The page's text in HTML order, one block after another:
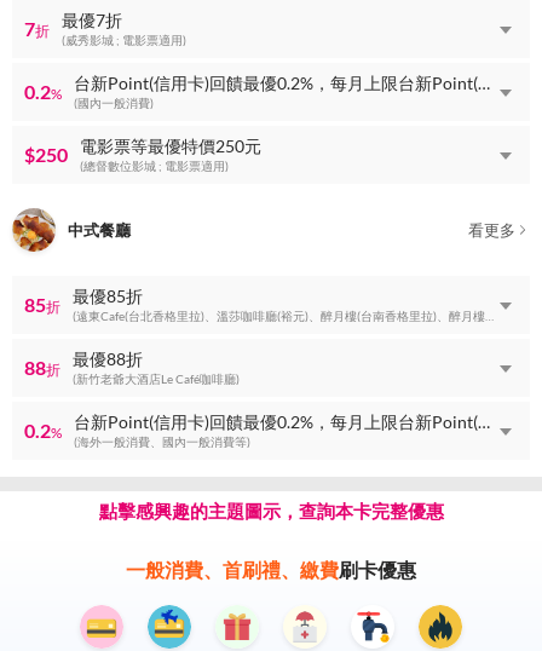
7折
最優7折
(威秀影城 ; 電影票適用)
0.2%
台新Point(信用卡)回饋最優0.2%，每月上限台新Point(信用卡)回饋1500點
(國內一般消費)
$250 電影票等最優特價250元
(總督數位影城 ; 電影票適用)
中式餐廳 看更多
85折
最優85折
88折
最優88折
(新竹老爺大酒店Le Café咖啡廳)
0.2%
台新Point(信用卡)回饋最優0.2%，每月上限台新Point(信用卡)回饋1500點
(海外一般消費、國內一般消費等)
點擊感興趣的主題圖示，查詢本卡完整優惠
一般消費、首刷禮、繳費刷卡優惠